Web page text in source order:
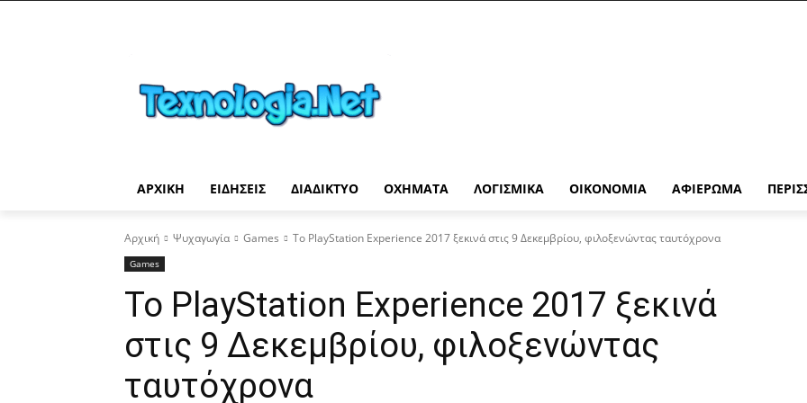
ΑΡΧΙΚΉ ΕΙΔΉΣΕΙΣ ΔΙΑΔΊΚΤΥΟ ΟΧΉΜΑΤΑ ΛΟΓΙΣΜΙΚΆ ΟΙΚΟΝΟΜΊΑ ΑΦΙΈΡΩΜΑ
Αρχική Ψυχαγωγία Games Το PlayStation Experience 2017 ξεκινά στις 9 Δεκεμβρίου, φιλοξενώντας ταυτόχρονα
Games
Το PlayStation Experience 2017 ξεκινά
στις 9 Δεκεμβρίου, φιλοξενώντας
ταυτόχρονα